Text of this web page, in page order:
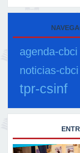
agenda-cbci
noticias-cbci
tpr-csinf